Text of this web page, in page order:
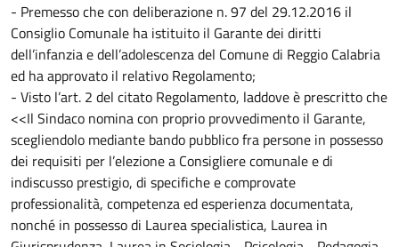
- Premesso che con deliberazione n. 97 del 29.12.2016 il
Consiglio Comunale ha istituito il Garante dei diritti
dell’infanzia e dell’adolescenza del Comune di Reggio Calabria
ed ha approvato il relativo Regolamento;
- Visto l’art. 2 del citato Regolamento, laddove è prescritto che
<<Il Sindaco nomina con proprio provvedimento il Garante,
scegliendolo mediante bando pubblico fra persone in possesso
dei requisiti per l’elezione a Consigliere comunale e di
indiscusso prestigio, di specifiche e comprovate
professionalità, competenza ed esperienza documentata,
nonché in possesso di Laurea specialistica, Laurea in